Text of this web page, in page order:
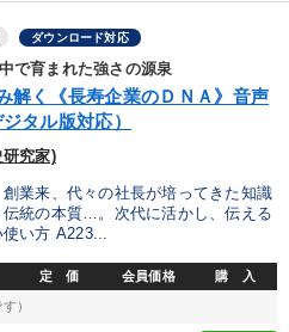
ダウンロード対応
で育まれた強さの源泉
解く《長寿企業のＤＮＡ》音声
タル版対応）
究家)
業来、代々の社長が培ってきた知識
統の本質…。次代に活かし、伝える
い方 A223...
定 価 会員価格 購 入
）